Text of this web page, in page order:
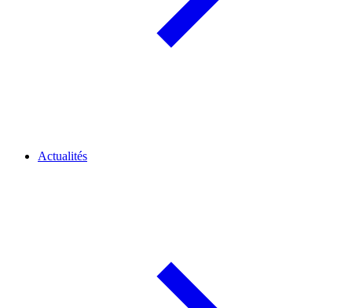
Actualités